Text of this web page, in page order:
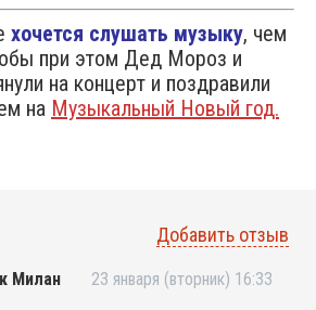
хочется слушать музыку, чем
при этом Дед Мороз и
на концерт и поздравили
на Музыкальный Новый год.
Добавить отзыв
Милан 23 января (вторник) 16:33